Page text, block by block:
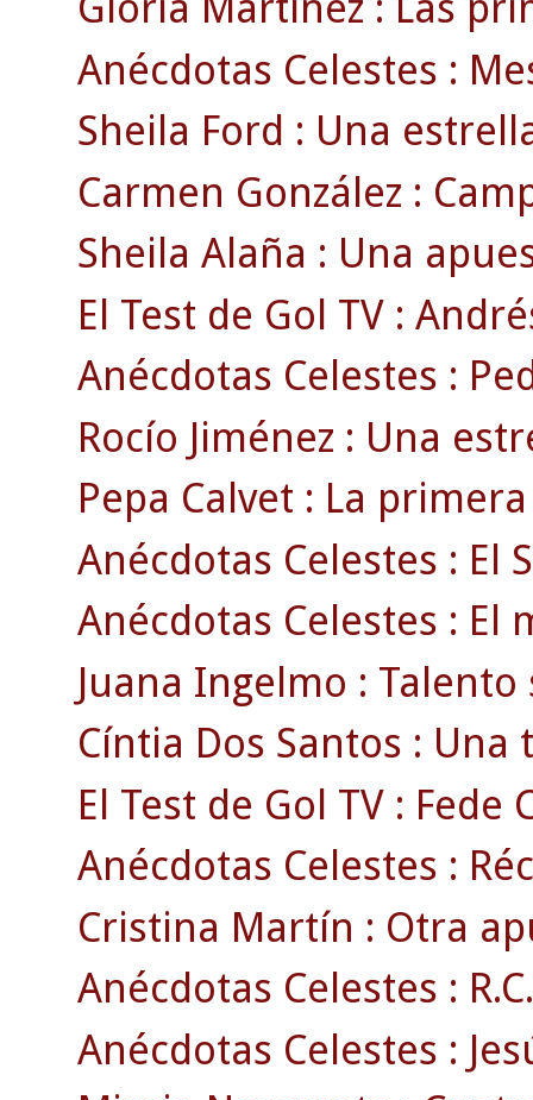
Anécdotas Celestes :
Sheila Ford : Una
Carmen González :
Sheila Alaña : Una
El Test de Gol TV :
Anécdotas Celestes :
Rocío Jiménez : Una
Pepa Calvet : La
Anécdotas Celestes : El
Anécdotas Celestes : El
Juana Ingelmo :
Cíntia Dos Santos :
El Test de Gol TV : Fede
Anécdotas Celestes :
Cristina Martín : Otra
Anécdotas Celestes :
Anécdotas Celestes :